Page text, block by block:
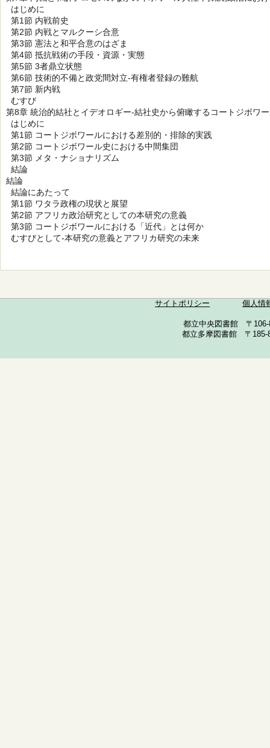
はじめに
第1節 内戦前史
第2節 内戦とマルクーシ合意
第3節 憲法と和平合意のはざま
第4節 抵抗戦術の手段・資源・実態
第5節 3者鼎立状態
第6節 技術的不備と政党間対立-有権者登録の難航
第7節 新内戦
むすび
第8章 統治的結社とイデオロギー-結社史から俯瞰するコートジボワ
はじめに
第1節 コートジボワールにおける差別的・排除的実践
第2節 コートジボワール史における中間集団
第3節 メタ・ナショナリズム
結論
結論
結論にあたって
第1節 ワタラ政権の現状と展望
第2節 アフリカ政治研究としての本研究の意義
第3節 コートジボワールにおける「近代」とは何か
むすびとして-本研究の意義とアフリカ研究の未来
サイトポリシー 個人情
都立中央図書館 〒
都立多摩図書館 〒185-